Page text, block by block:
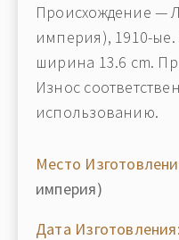
Происхождение —
империя), 1910-ые.
ширина 13.6 cm.
Износ
использованию.
Место
империя)
Дата Изготовления: